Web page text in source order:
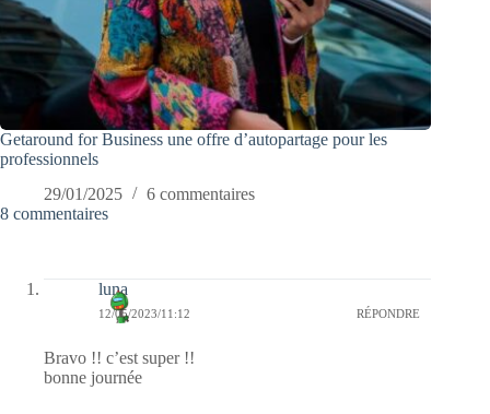
Getaround for Business une offre d’autopartage pour les
professionnels
29/01/2025
6 commentaires
8 commentaires
luna
12/05/2023/11:12 RÉPONDRE
Bravo !! c’est super !!
bonne journée